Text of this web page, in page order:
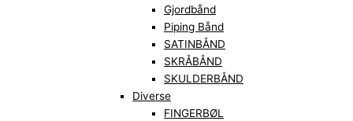
Gjordbånd
Piping Bånd
SATINBÅND
SKRÅBÅND
SKULDERBÅND
Diverse
FINGERBØL